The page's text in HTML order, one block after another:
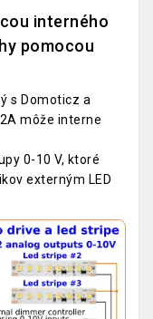
interného
pomocou
s Domoticz a
môže interne
0-10 V, ktoré
externým LED